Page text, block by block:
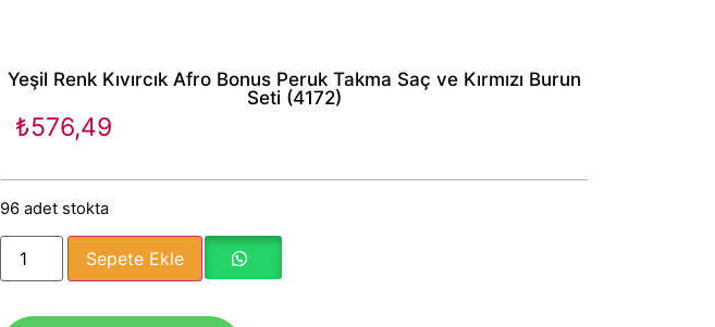
Yeşil Renk Kıvırcık Afro Bonus Peruk Takma Saç ve Kırmızı Burun
Seti (4172)
₺576,49
96 adet stokta
Sepete Ekle